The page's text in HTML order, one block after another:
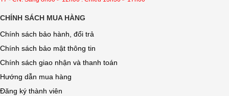
CHÍNH SÁCH MUA HÀNG
Chính sách bảo hành, đổi trả
Chính sách bảo mật thông tin
Chính sách giao nhận và thanh toán
Hướng dẫn mua hàng
Đăng ký thành viên